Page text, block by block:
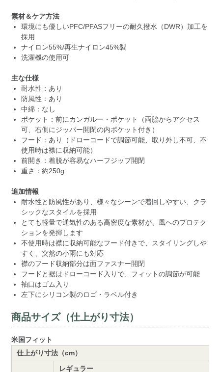
素材＆ケア方法
環境にも優しいPFC/PFASフリーの耐久撥水（DWR）加工を
採用
ナイロン55%/再生ナイロン45%製
洗濯機の使用可
主な仕様
耐水性：あり
防風性：あり
中綿：なし
ポケット：前にカンガルー・ポケット（両脇からアクセス
可、右側にジッパー開閉の内ポケット付き）
フード：あり（ドローコードで調節可能、取り外し不可、不
使用時は襟に収納可能）
前開き：着脱が容易なハーフジップ開閉
重さ：約250g
追加情報
耐水性と防風性があり、様々なシーンで着回しやすい、クラ
シックなスタイルを採用
とても軽量で通気性のある高密度な素材が、風へのプロテク
ションを発揮します
不使用時は襟に収納可能なフード付きで、スタイリングしや
すく、突然の小雨にも対応
襟のフード収納部分は面ファスナー開閉
フードと裾はドローコード入りで、フィットの調節が可能
袖口はゴム入り
左下にシリコン製のロゴ・ラベル付き
商品サイズ（仕上がり寸法）
米国フィット
仕上がり寸法（cm）
レギュラー